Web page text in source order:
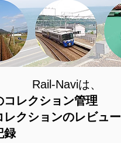
​Rail-Naviは、
コレクション管理
レクションのレビュー
録